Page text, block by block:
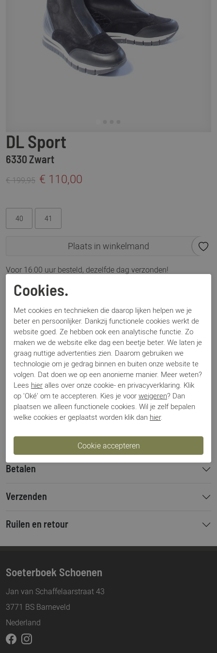
DL Sport
6330 Zwart
€ 199,95 € 110,00
40 41
Plaats in winkelmand
Voor 16:00 uur besteld, dezelfde dag verzonden!
Omschrijving
DL Sport 6330 zwart
Specificaties
Merk
DL Sport
Artikelnummer
6330
Los voetbed
Ja
Categorie
Sneakers
Kleur
Zwart
Materiaal
Leer
Bestelcode
000002649
Betalen
Verzenden
Ruilen en retour
Soeterboek Schoenen
Jan van Schaffelaarstraat 43
3771 BS Barneveld
Nederland
Cookies.
Met cookies en technieken die daarop lijken helpen we je
beter en persoonlijker. Dankzij functionele cookies werkt de
website goed. Ze hebben ook een analytische functie. Zo
maken we de website elke dag een beetje beter. We laten je
graag nuttige advertenties zien. Daarom gebruiken we
technologie om je gedrag binnen en buiten onze website te
volgen. Dat doen we op een anonieme manier. Meer weten?
Lees hier alles over onze cookie- en privacyverklaring. Klik
op 'Oké' om te accepteren. Kies je voor weigeren? Dan
plaatsen we alleen functionele cookies. Wil je zelf bepalen
welke cookies er geplaatst worden klik dan hier.